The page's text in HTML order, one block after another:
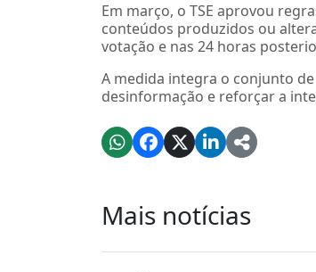
Em março, o TSE aprovou
conteúdos produzidos ou
votação e nas 24 horas
A medida integra o conjunto
desinformação e reforçar a
Mais notícias